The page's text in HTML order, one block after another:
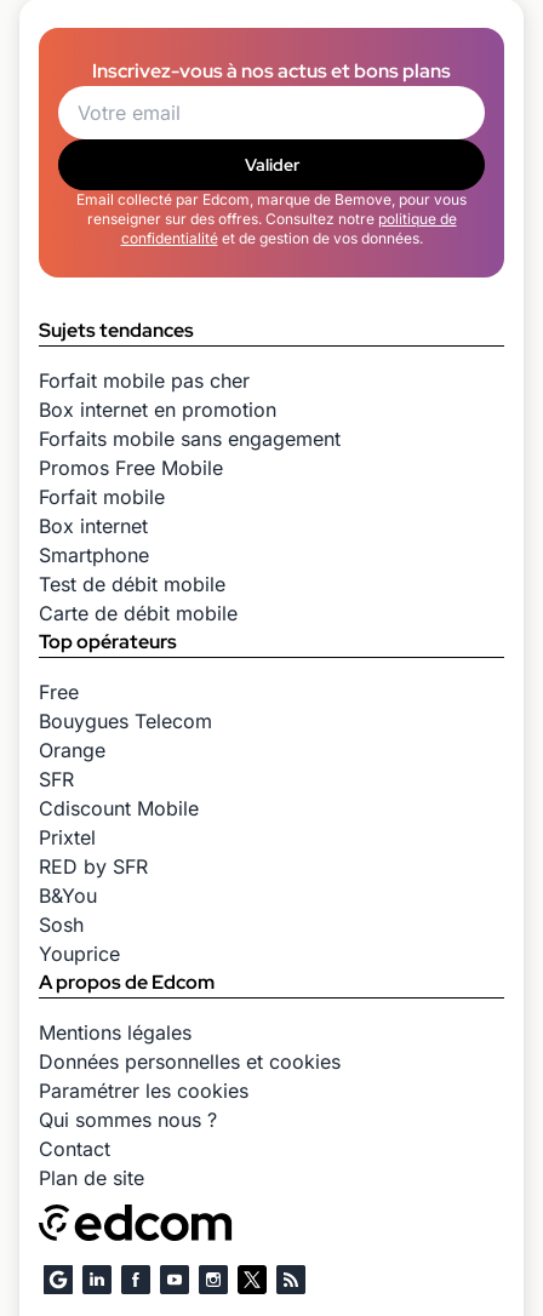
Inscrivez-vous à nos actus et bons plans
Valider
Email collecté par Edcom, marque de Bemove, pour vous
renseigner sur des offres. Consultez notre politique de
confidentialitéet de gestion de vos données.
Sujets tendances
Forfait mobile pas cher
Box internet en promotion
Forfaits mobile sans engagement
Promos Free Mobile
Forfait mobile
Box internet
Smartphone
Test de débit mobile
Carte de débit mobile
Top opérateurs
Free
Bouygues Telecom
Orange
SFR
Cdiscount Mobile
Prixtel
RED by SFR
B&You
Sosh
Youprice
A propos de Edcom
Mentions légales
Données personnelles et cookies
Paramétrer les cookies
Qui sommes nous ?
Contact
Plan de site